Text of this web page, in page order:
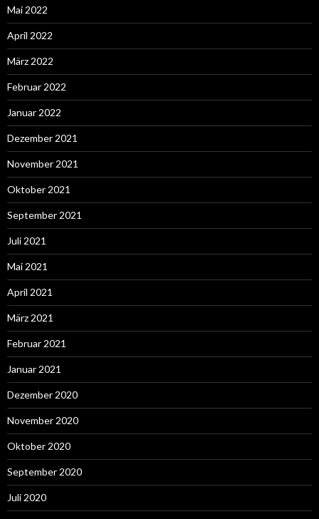
Mai 2022
April 2022
März 2022
Februar 2022
Januar 2022
Dezember 2021
November 2021
Oktober 2021
September 2021
Juli 2021
Mai 2021
April 2021
März 2021
Februar 2021
Januar 2021
Dezember 2020
November 2020
Oktober 2020
September 2020
Juli 2020